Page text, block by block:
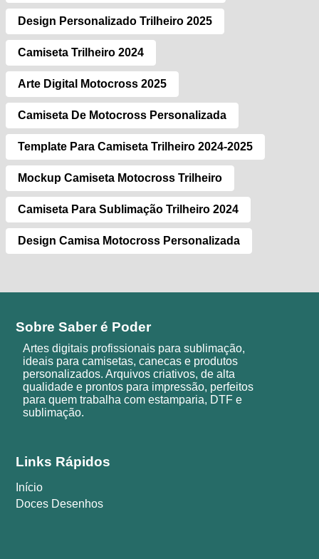
Design Personalizado Trilheiro 2025
Camiseta Trilheiro 2024
Arte Digital Motocross 2025
Camiseta De Motocross Personalizada
Template Para Camiseta Trilheiro 2024-2025
Mockup Camiseta Motocross Trilheiro
Camiseta Para Sublimação Trilheiro 2024
Design Camisa Motocross Personalizada
Sobre Saber é Poder
Artes digitais profissionais para sublimação,
ideais para camisetas, canecas e produtos
personalizados. Arquivos criativos, de alta
qualidade e prontos para impressão, perfeitos
para quem trabalha com estamparia, DTF e
sublimação.
Links Rápidos
Início
Doces Desenhos